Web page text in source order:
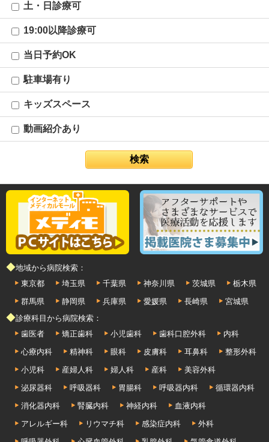
土・日診療可
19:00以降診療可
当日予約OK
駐車場有り
キッズスペース
動画紹介あり
◆地域から病院検索：
東京都
埼玉県 千葉県 神奈川県 茨城県
栃木県
群馬県
静岡県 兵庫県 愛媛県 長崎県
宮城県
◆診療科目から病院検索：
歯医者
矯正歯科 小児歯科 歯科口腔外科
内科
心療内科
精神科 眼科 皮膚科 耳鼻科
整形外科
小児科
産婦人科 婦人科 産科
美容外科
泌尿器科
呼吸器科 胃腸科 呼吸器内科
循環器内科
消化器内科
腎臓内科 神経内科
血液内科
アレルギー科
リウマチ科 感染症内科
外科